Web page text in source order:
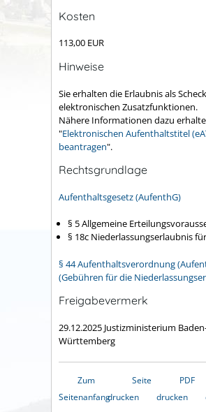
Kosten
113,00 EUR
Hinweise
Sie erhalten die Erlaubnis als
elektronischen Zusatzfunktionen.
Nähere Informationen dazu
"Elektronischen Aufenthaltstitel
beantragen".
Rechtsgrundlage
Aufenthaltsgesetz (AufenthG)
§ 5Allgemeine
§ 18c Niederlassungserlaubnis
§ 44 Aufenthaltsverordnung
(Gebühren für die
Freigabevermerk
29.12.2025 Justizministerium
Württemberg
Zum
Seitenanfang
Seite
drucken
PDF
drucken